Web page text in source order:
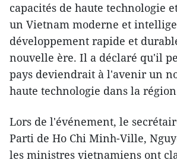
capacités de haute technologie
un Vietnam moderne et
développement rapide et
nouvelle ère. Il a déclaré qu'il
pays deviendrait à l'avenir un
haute technologie dans la
Lors de l'événement, le
Parti de Ho Chi Minh-Ville,
les ministres vietnamiens ont